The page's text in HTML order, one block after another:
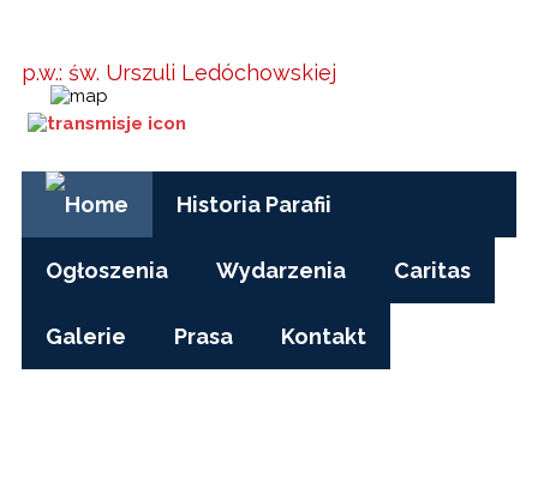
p.w.: św. Urszuli Ledóchowskiej
Historia Parafii
Ogłoszenia Wydarzenia Caritas
Galerie Prasa Kontakt